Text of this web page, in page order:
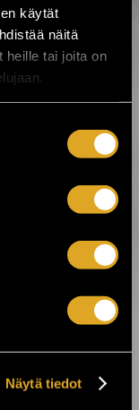
käytät
näitä
heille tai joita on
Näytä tiedot